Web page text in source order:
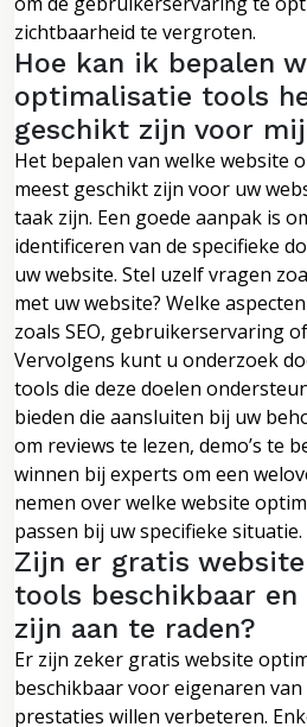
zichtbaarheid te vergroten.
Hoe kan ik bepalen
optimalisatie tools
geschikt zijn voor
Het bepalen van welke website
meest geschikt zijn voor uw
taak zijn. Een goede aanpak is
identificeren van de specifieke
uw website. Stel uzelf vragen
met uw website? Welke
zoals SEO, gebruikerservaring
Vervolgens kunt u onderzoek
tools die deze doelen
bieden die aansluiten bij uw
om reviews te lezen, demo’s te
winnen bij experts om een
nemen over welke website
passen bij uw specifieke situatie.
Zijn er gratis
tools beschikbaar en
zijn aan te raden?
Er zijn zeker gratis website
beschikbaar voor eigenaren
prestaties willen verbeteren.